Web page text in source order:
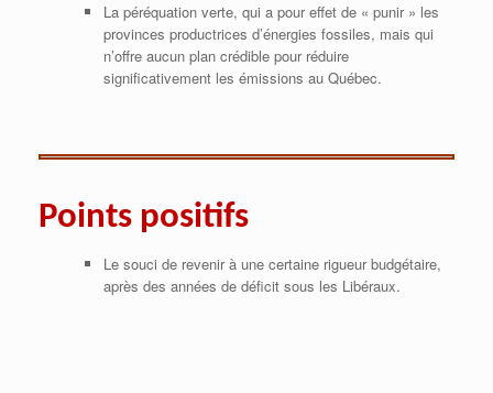
La péréquation verte, qui a pour effet de « punir » les
provinces productrices d’énergies fossiles, mais qui
n’offre aucun plan crédible pour réduire
significativement les émissions au Québec.
Points positifs
Le souci de revenir à une certaine rigueur budgétaire,
après des années de déficit sous les Libéraux.